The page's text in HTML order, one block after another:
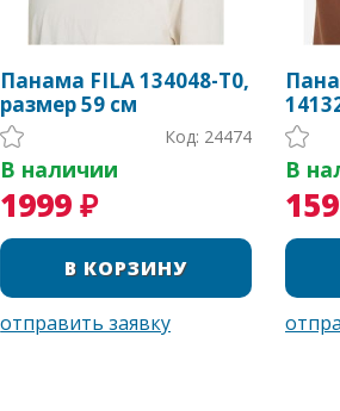
Панама FILA 134048-T0,
размер 59 см
Код: 24474
В наличии
1999 ₽
В